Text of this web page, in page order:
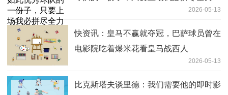
2026-05-13
快资讯：皇马不赢就夺冠，巴萨球员曾在
电影院吃着爆米花看皇马战西人
2026-05-13
比克斯塔夫谈里德：我们需要他的即时影